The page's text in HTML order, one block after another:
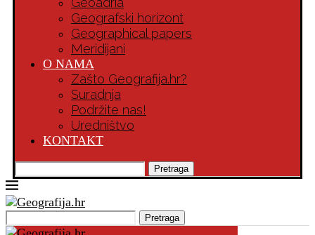
Geografski horizont
Geographical papers
Meridijani
O NAMA
Zašto Geografija.hr?
Suradnja
Podržite nas!
Uredništvo
KONTAKT
Pretraga
Pretraga